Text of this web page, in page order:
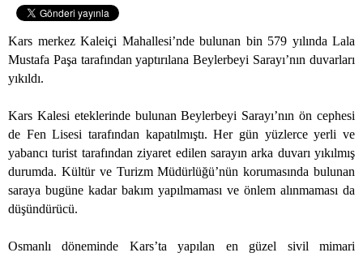
Kars merkez Kaleiçi Mahallesi’nde bulunan bin 579 yılında Lala
Mustafa Paşa tarafından yaptırılana Beylerbeyi Sarayı’nın duvarları
yıkıldı.
Kars Kalesi eteklerinde bulunan Beylerbeyi Sarayı’nın ön cephesi
de Fen Lisesi tarafından kapatılmıştı. Her gün yüzlerce yerli ve
yabancı turist tarafından ziyaret edilen sarayın arka duvarı yıkılmış
durumda. Kültür ve Turizm Müdürlüğü’nün korumasında bulunan
saraya bugüne kadar bakım yapılmaması ve önlem alınmaması da
düşündürücü.
Osmanlı döneminde Kars’ta yapılan en güzel sivil mimari